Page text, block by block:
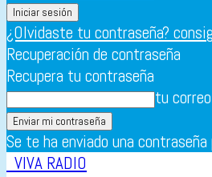
¿Olvidaste tu contraseña?
Recuperación de contraseña
Recupera tu contraseña
tu
Se te ha enviado una
VIVA RADIO